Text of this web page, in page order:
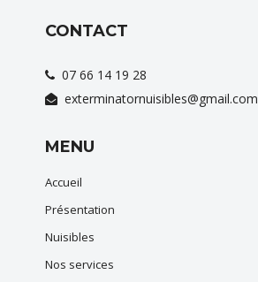
CONTACT
07 66 14 19 28
exterminatornuisibles@gmail.com
MENU
Accueil
Présentation
Nuisibles
Nos services